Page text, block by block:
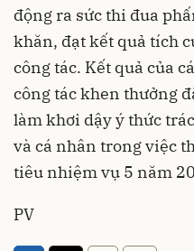
động ra sức thi đua
khăn, đạt kết quả tích
công tác. Kết quả của
công tác khen thưởng
làm khơi dậy ý thức
và cá nhân trong việc
tiêu nhiệm vụ 5 năm
PV